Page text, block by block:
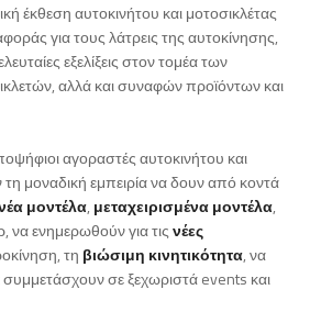
έκθεση αυτοκινήτου και μοτοσικλέτας
για τους λάτρεις της αυτοκίνησης,
εξελίξεις στον τομέα των
αλλά και συναφών προϊόντων και
αγοραστές αυτοκινήτου και
μοναδική εμπειρία να δουν από κοντά
μοντέλα, μεταχειρισμένα μοντέλα,
να ενημερωθούν για τιςνέες
τη βιώσιμη κινητικότητα, να
σε ξεχωριστά events και